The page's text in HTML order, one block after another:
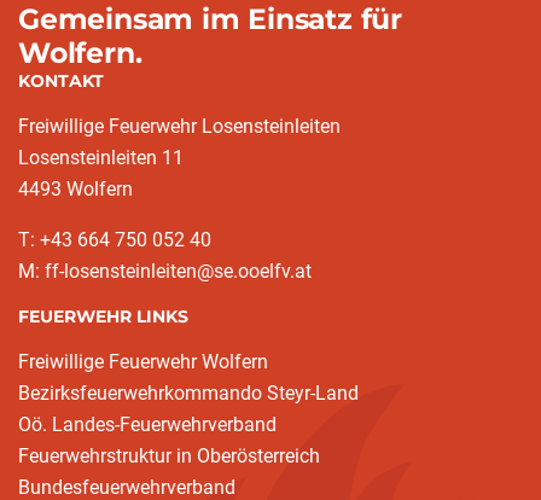
Gemeinsam im Einsatz für
Wolfern.
KONTAKT
Freiwillige Feuerwehr Losensteinleiten
Losensteinleiten 11
4493 Wolfern
T: +43 664 750 052 40
M: ff-losensteinleiten@se.ooelfv.at
FEUERWEHR LINKS
Freiwillige Feuerwehr Wolfern
Bezirksfeuerwehrkommando Steyr-Land
Oö. Landes-Feuerwehrverband
Feuerwehrstruktur in Oberösterreich
Bundesfeuerwehrverband